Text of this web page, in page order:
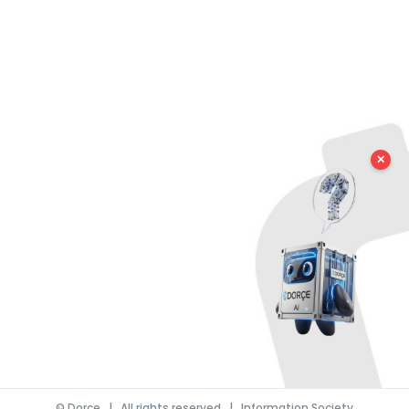
✕